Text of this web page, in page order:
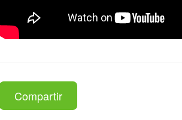
Compartir